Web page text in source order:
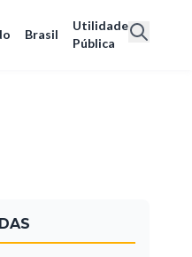
Brasil
Utilidade
Pública